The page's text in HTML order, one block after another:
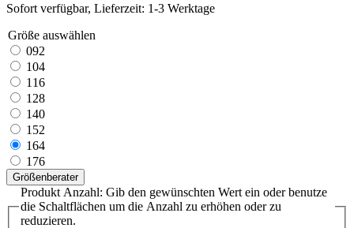
Sofort verfügbar, Lieferzeit: 1-3 Werktage
Größe auswählen
092
104
116
128
140
152
164
176
Größenberater
Produkt Anzahl: Gib den gewünschten Wert ein oder benutze
die Schaltflächen um die Anzahl zu erhöhen oder zu
reduzieren.